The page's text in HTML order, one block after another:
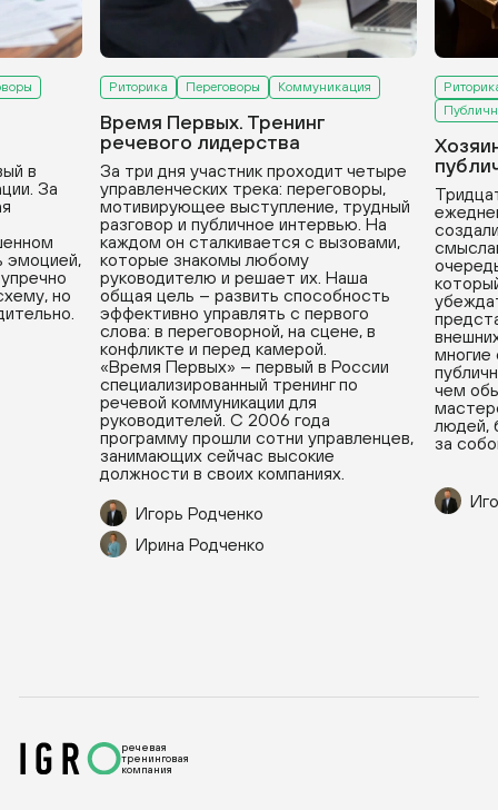
в
За
эмоцией,
но
Риторика Переговоры Коммуникация
Время Первых. Тренинг
речевого лидерства
За три дня участник проходит четыре
управленческих трека: переговоры,
мотивирующее выступление, трудный
разговор и публичное интервью. На
каждом он сталкивается с вызовами,
которые знакомы любому
руководителю и решает их. Наша
общая цель – развить способность
эффективно управлять с первого
слова: в переговорной, на сцене, в
конфликте и перед камерой.
«Время Первых» – первый в России
специализированный тренинг по
речевой коммуникации для
руководителей. С 2006 года
программу прошли сотни управленцев,
занимающих сейчас высокие
должности в своих компаниях.
Игорь Родченко
Ирина Родченко
многие
чем
людей,
за
речевая
тренинговая
компания